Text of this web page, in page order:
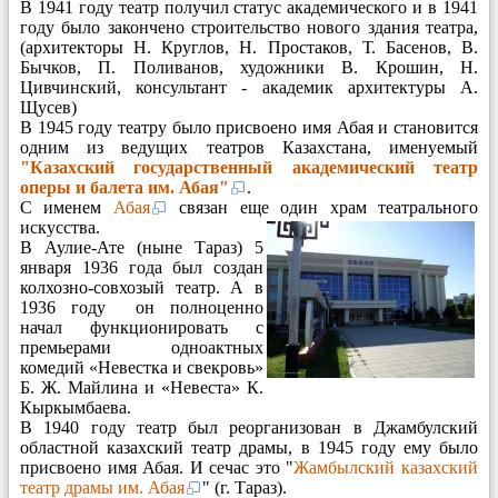
В 1941 году театр получил статус академического и в 1941
году было закончено строительство нового здания театра,
(архитекторы Н. Круглов, Н. Простаков, Т. Басенов, В.
Бычков, П. Поливанов, художники В. Крошин, Н.
Цивчинский, консультант - академик архитектуры А.
Щусев)
В 1945 году театру было присвоено имя Абая и становится
одним из ведущих театров Казахстана, именуемый
"Казахский государственный академический театр
оперы и балета им. Абая"
.
С именем Абая
связан еще один храм театрального
искусства.
В Аулие-Ате (ныне Тараз) 5
января 1936 года был создан
колхозно-совхозый театр. А в
1936 году он полноценно
начал функционировать с
премьерами одноактных
комедий «Невестка и свекровь»
Б. Ж. Майлина и «Невеста» К.
Кыркымбаева.
В 1940 году театр был реорганизован в Джамбулский
областной казахский театр драмы, в 1945 году ему было
присвоено имя Абая. И сечас это "Жамбылский казахский
театр драмы им. Абая
" (г. Тараз).